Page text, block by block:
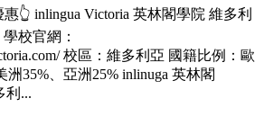
👆 inlingua Victoria 英林閣學院 維多利
校官網：
校區：維多利亞 國籍比例：歐
35%、亞洲25% inlinuga 英林閣
利...